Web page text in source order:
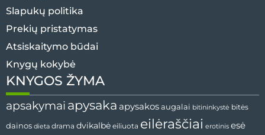
Slapukų politika
Prekių pristatymas
Atsiskaitymo būdai
Knygų kokybė
KNYGOS ŽYMA
apsakymai apysaka apysakos augalai bitininkystė bitės
dainos dieta drama dvikalbė eiliuota eilėraščiai erotinis esė